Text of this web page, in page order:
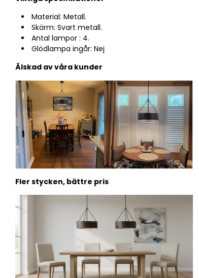
Material: Metall.
Skärm: Svart metall.
Antal lampor : 4.
Glödlampa ingår: Nej
Älskad av våra kunder
Fler stycken, bättre pris